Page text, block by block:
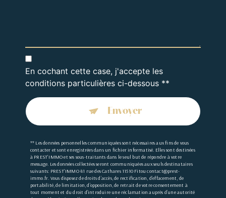
En cochant cette case, j'accepte les
conditions particulières ci-dessous **
Envoyer
** Les données personnelles communiquées sont nécessaires aux fins de vous
contacter et sont enregistrées dans un fichier informatisé. Elles sont destinées
à PREST'IMMO et ses sous-traitants dans le seul but de répondre à votre
message. Les données collectées seront communiquées aux seuls destinataires
suivants: PREST'IMMO 41 rue des Cathares 11510 Fitou contact@prest-
immo.fr. Vous disposez de droits d’accès, de rectification, d’effacement, de
portabilité, de limitation, d’opposition, de retrait de votre consentement à
tout moment et du droit d’introduire une réclamation auprès d’une autorité